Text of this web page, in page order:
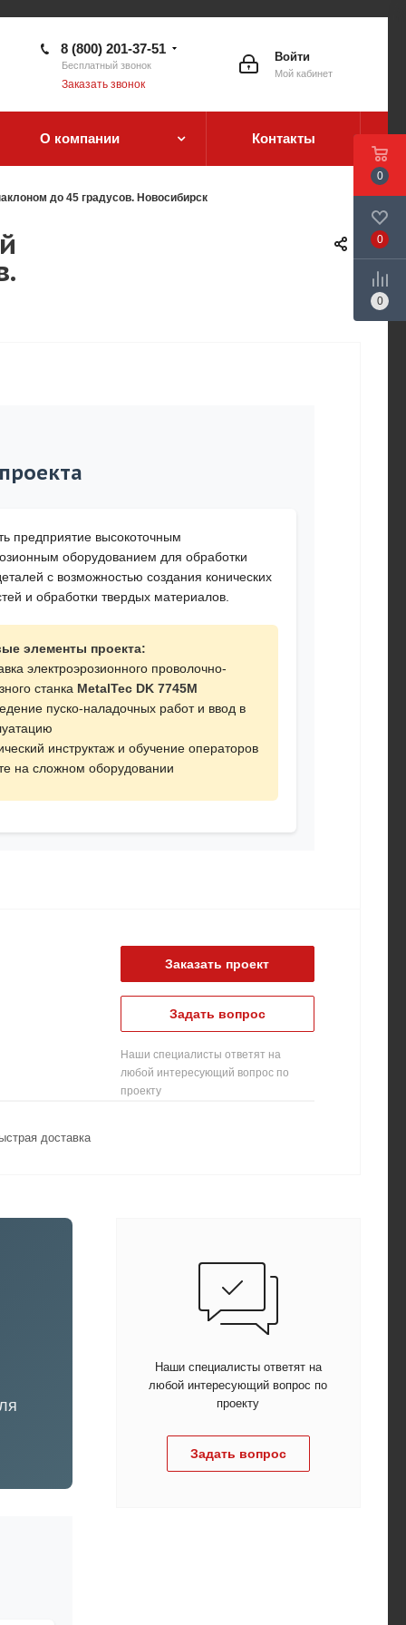
Войти
Мой кабинет
8 (800) 201-37-51
Бесплатный звонок
Заказать звонок
О компании Контакты
до 45 градусов. Новосибирск
предприятие высокоточным
оборудованием для обработки
с возможностью создания конических
и обработки твердых материалов.
элементы проекта:
электроэрозионного проволочно-
станка MetalTec DK 7745M
пуско-наладочных работ и ввод в
инструктаж и обучение операторов
на сложном оборудовании
Заказать проект
Задать вопрос
Наши специалисты ответят на
любой интересующий вопрос по
проекту
доставка
Наши специалисты ответят на
любой интересующий вопрос по
проекту
Задать вопрос
0
0
0